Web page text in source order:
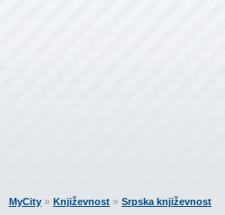
MyCity » Književnost » Srpska književnost